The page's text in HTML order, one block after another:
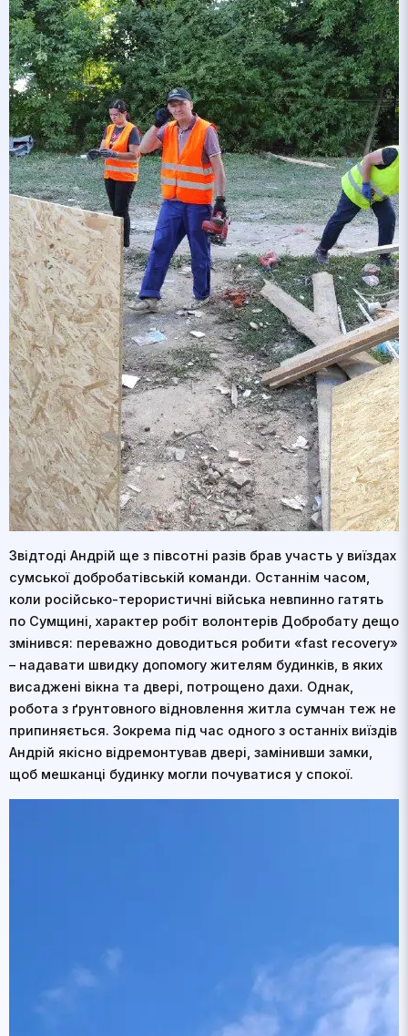
Звідтоді Андрій ще з півсотні разів брав участь у виїздах
сумської добробатівській команди. Останнім часом,
коли російсько-терористичні війська невпинно гатять
по Сумщині, характер робіт волонтерів Добробату дещо
змінився: переважно доводиться робити «fast recovery»
– надавати швидку допомогу жителям будинків, в яких
висаджені вікна та двері, потрощено дахи. Однак,
робота з ґрунтовного відновлення житла сумчан теж не
припиняється. Зокрема під час одного з останніх виїздів
Андрій якісно відремонтував двері, замінивши замки,
щоб мешканці будинку могли почуватися у спокої.